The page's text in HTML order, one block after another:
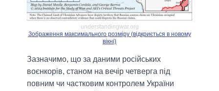
understandingwar.org
Зображення максимального розміру (відкриється в новому
вікні)
Зазначимо, що за даними російських
воєнкорів, станом на вечір четверга під
повним чи частковим контролем України